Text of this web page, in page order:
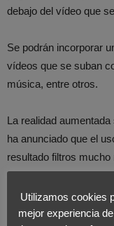
debajo del vídeo que
Se podrán incorporar
vídeos que se suban
música, entre otros.
La realidad
ha anunciado que el
resultado filtros
Al igual que con los
usuarios podrán
Utilizamos cookies
mejor experiencia